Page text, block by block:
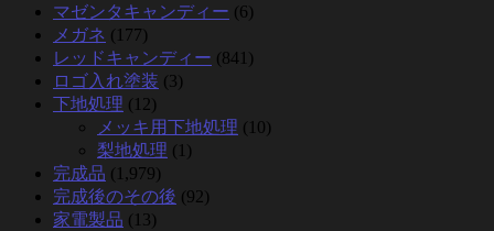
マゼンタキャンディー (6)
メガネ (177)
レッドキャンディー (841)
ロゴ入れ塗装 (3)
下地処理 (12)
メッキ用下地処理 (10)
梨地処理 (1)
完成品 (1,979)
完成後のその後 (92)
家電製品 (13)